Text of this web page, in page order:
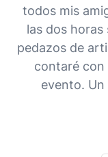
todos mis
las dos
pedazos de
contaré con
evento. Un